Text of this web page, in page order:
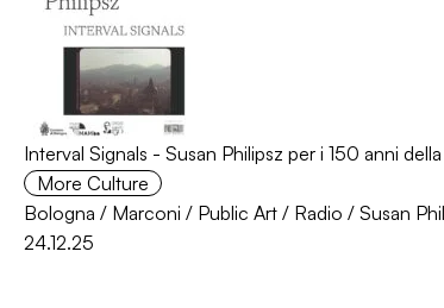
Interval Signals - Susan Philipsz per i 150 anni
More Culture
Bologna / Marconi / Public Art / Radio / Susan
24.12.25